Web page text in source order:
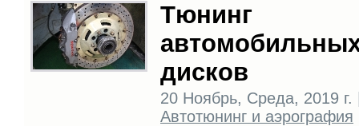
Тюнинг
дисков
20 Ноябрь, Среда, 2019 г.
Автотюнинг и аэрография